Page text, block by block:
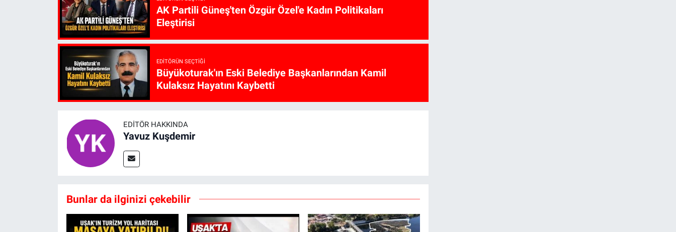
AK Partili Güneş'ten Özgür Özel'e Kadın Politikaları
Eleştirisi
EDITÖRÜN SEÇTIĞI
Büyükoturak'ın Eski Belediye Başkanlarından Kamil
Kulaksız Hayatını Kaybetti
EDITÖR HAKKINDA
Yavuz Kuşdemir
Bunlar da ilginizi çekebilir